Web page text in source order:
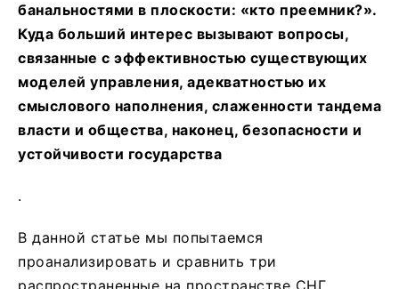
банальностями в плоскости: «кто преемник?».
Куда больший интерес вызывают вопросы,
связанные с эффективностью существующих
моделей управления, адекватностью их
смыслового наполнения, слаженности тандема
власти и общества, наконец, безопасности и
устойчивости государства
.
В данной статье мы попытаемся
проанализировать и сравнить три
распространенные на пространстве СНГ